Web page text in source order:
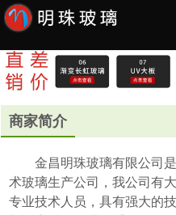
商家简介
金昌明珠玻璃有限公司
术玻璃生产公司，我公司有
专业技术人员，具有强大的